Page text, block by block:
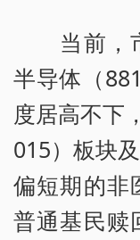
当前，市
半导体（
度居高不下
015）板块
偏短期的非
普通基民赎